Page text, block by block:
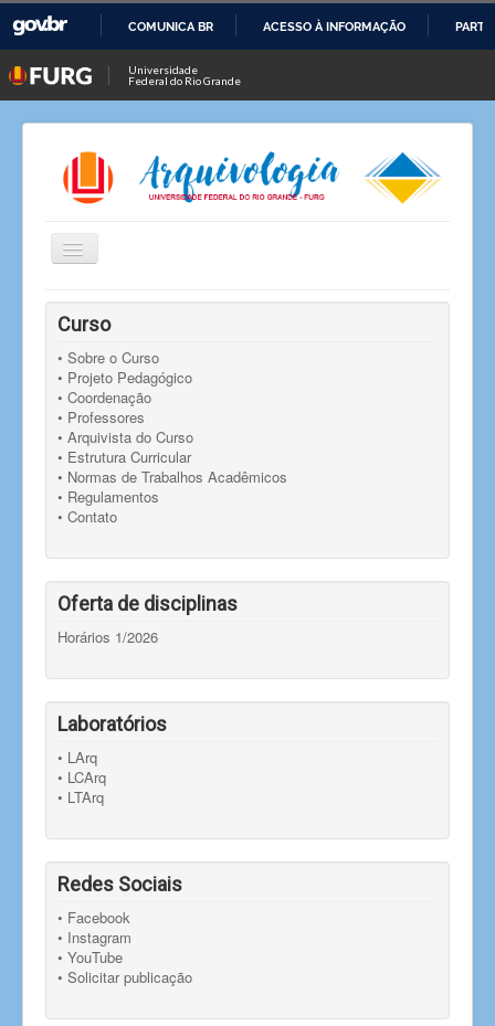
O
CONTEÚDO
COMUNICA BR ACESSO À INFORMAÇÃO
Universidade
Federal do Rio Grande
Alternar
Navegação
Você está aqui:
Curso
• Sobre o Curso
• Projeto Pedagógico
• Coordenação
• Professores
• Arquivista do Curso
• Estrutura Curricular
• Normas de Trabalhos Acadêmicos
• Regulamentos
• Contato
Oferta de disciplinas
Horários 1/2026
Laboratórios
• LArq
• LCArq
• LTArq
Redes Sociais
• Facebook
• Instagram
• YouTube
• Solicitar publicação